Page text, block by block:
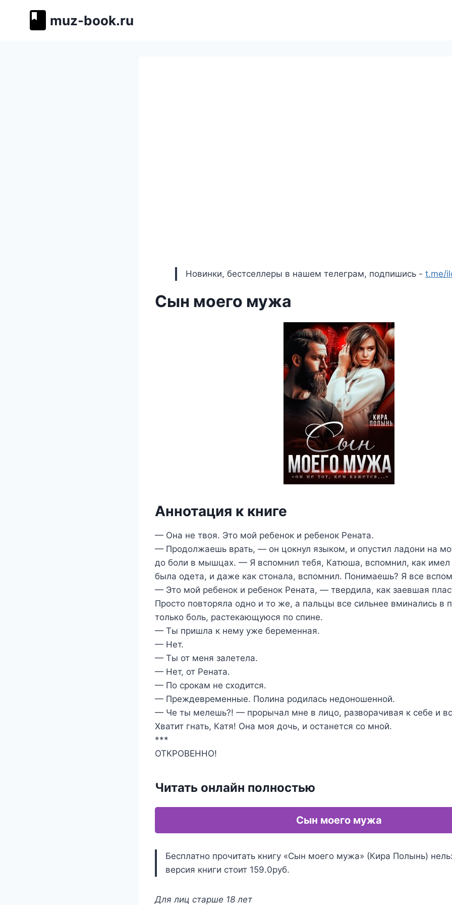
muz-book.ru
Новинки, бестселлеры в нашем телеграм, подпишись - t.me/
Сын моего мужа
Аннотация к книге
— Она не твоя. Это мой ребенок и ребенок Рената.
— Продолжаешь врать, — он цокнул языком, и опустил ладони на
до боли в мышцах. — Я вспомнил тебя, Катюша, вспомнил, как имел
была одета, и даже как стонала, вспомнил. Понимаешь? Я все
— Это мой ребенок и ребенок Рената, — твердила, как заевшая
Просто повторяла одно и то же, а пальцы все сильнее вминались в
только боль, растекающуюся по спине.
— Ты пришла к нему уже беременная.
— Нет.
— Ты от меня залетела.
— Нет, от Рената.
— По срокам не сходится.
— Преждевременные. Полина родилась недоношенной.
— Че ты мелешь?! — прорычал мне в лицо, разворачивая к себе и
Хватит гнать, Катя! Она моя дочь, и останется со мной.
***
ОТКРОВЕННО!
Читать онлайн полностью
Сын моего мужа
Бесплатно прочитать книгу «Сын моего мужа» (Кира Полынь)
версия книги стоит 159.0руб.
Для лиц старше 18 лет